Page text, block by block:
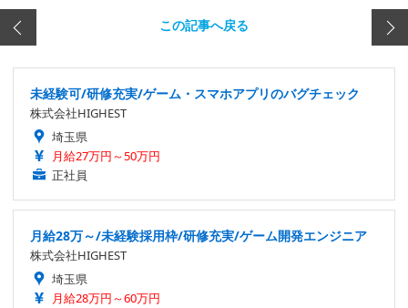
この記事へ戻る
未経験可/研修充実/ゲーム・スマホアプリのバグチェック
株式会社HIGHEST
埼玉県
月給27万円～50万円
正社員
月給28万～/未経験採用枠/研修充実/ゲーム開発エンジニア
株式会社HIGHEST
埼玉県
月給28万円～60万円